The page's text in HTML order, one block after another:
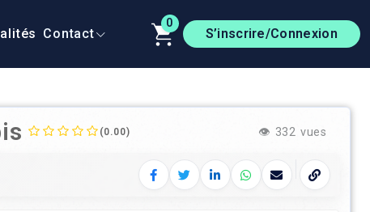
Contact
0
S’inscrire/Connexion
(0.00) 👁️ 332 vues
Facebook
TwitterLinkedInWhatsApp
E‑mailCopier le